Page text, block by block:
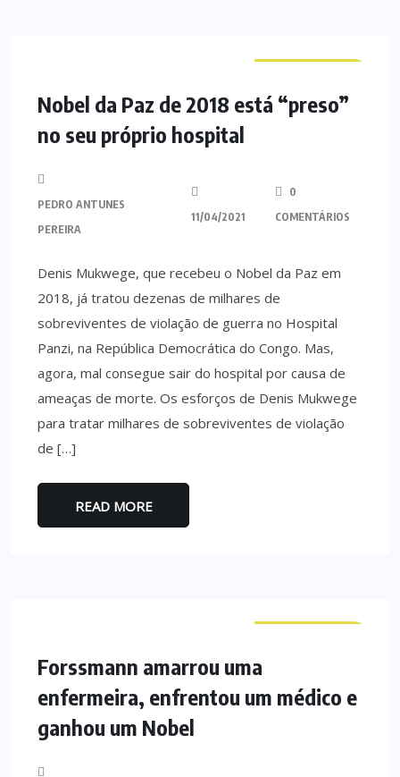
Nobel da Paz de 2018 está “preso”
no seu próprio hospital
PEDRO ANTUNES
PEREIRA
11/04/2021
0
COMENTÁRIOS
Denis Mukwege, que recebeu o Nobel da Paz em
2018, já tratou dezenas de milhares de
sobreviventes de violação de guerra no Hospital
Panzi, na República Democrática do Congo. Mas,
agora, mal consegue sair do hospital por causa de
ameaças de morte. Os esforços de Denis Mukwege
para tratar milhares de sobreviventes de violação
de […]
READ MORE
Forssmann amarrou uma
enfermeira, enfrentou um médico e
ganhou um Nobel